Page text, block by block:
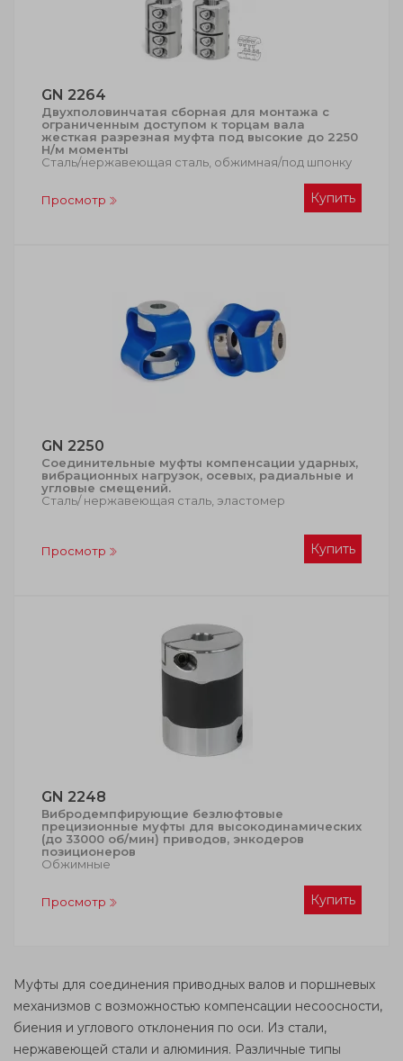
GN 2264
Двухполовинчатая сборная для монтажа с
ограниченным доступом к торцам вала
жесткая разрезная муфта под высокие до 2250
Н/м моменты
Сталь/нержавеющая сталь, обжимная/под шпонку
Просмотр Купить
GN 2250
Cоединительные муфты компенсации ударных,
вибрационных нагрузок, осевых, радиальные и
угловые смещений.
Сталь/ нержавеющая сталь, эластомер
Просмотр Купить
GN 2248
Вибродемпфирующие безлюфтовые
прецизионные муфты для высокодинамических
(до 33000 об/мин) приводов, энкодеров
позиционеров
Обжимные
Просмотр Купить
Муфты для соединения приводных валов и поршневых
механизмов с возможностью компенсации несоосности,
биения и углового отклонения по оси. Из стали,
нержавеющей стали и алюминия. Различные типы